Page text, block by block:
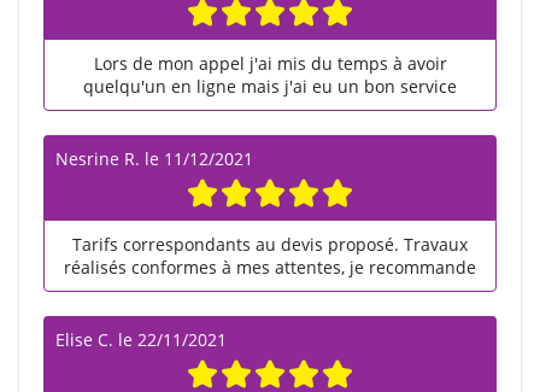
Lors de mon appel j'ai mis du temps à avoir
quelqu'un en ligne mais j'ai eu un bon service
Nesrine R. le 11/12/2021
Tarifs correspondants au devis proposé. Travaux
réalisés conformes à mes attentes, je recommande
Elise C. le 22/11/2021